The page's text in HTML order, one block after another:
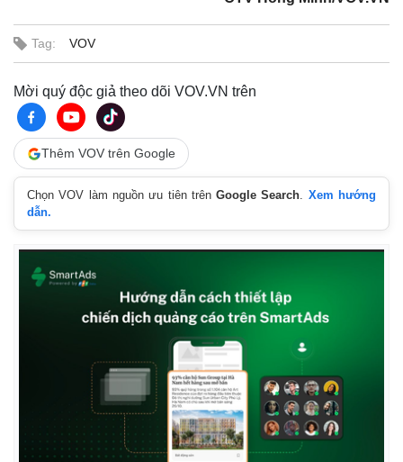
Bóng đá
Lịch thi đấu bóng đá
Thế giới thể thao
Xe máy
Tư vấn
Tag: VOV
Mời quý độc giả theo dõi VOV.VN trên
Thêm VOV trên Google
Chọn VOV làm nguồn ưu tiên trênGoogle Search. Xem hướng
dẫn.